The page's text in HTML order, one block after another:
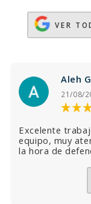
VER
Aleh
21/08/
Excelente
equipo, muy
la hora de
honesto y